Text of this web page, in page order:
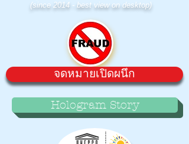
(since 2014 - best view on desktop)
จดหมายเปิดผนึก
Hologram Story